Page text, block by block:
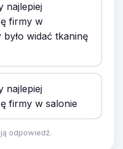
najlepiej
firmy w
widać tkaninę
najlepiej
firmy w salonie
odpowiedź.